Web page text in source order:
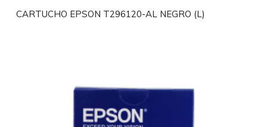
CARTUCHO EPSON T296120-AL NEGRO (L)